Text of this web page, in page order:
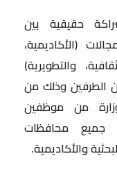
حقيقية بين
(الأكاديمية،
والتطويرية)
الطرفين وذلك من
من موظفين
جميع محافظات
والأكاديمية.